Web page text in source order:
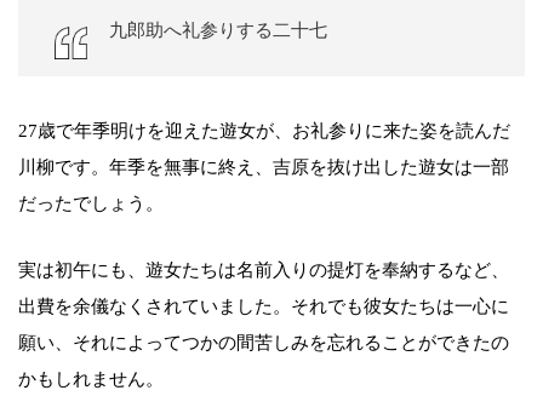
九郎助へ礼参りする二十七
27歳で年季明けを迎えた遊女が、お礼参りに来た姿を読んだ
川柳です。年季を無事に終え、吉原を抜け出した遊女は一部
だったでしょう。
実は初午にも、遊女たちは名前入りの提灯を奉納するなど、
出費を余儀なくされていました。それでも彼女たちは一心に
願い、それによってつかの間苦しみを忘れることができたの
かもしれません。